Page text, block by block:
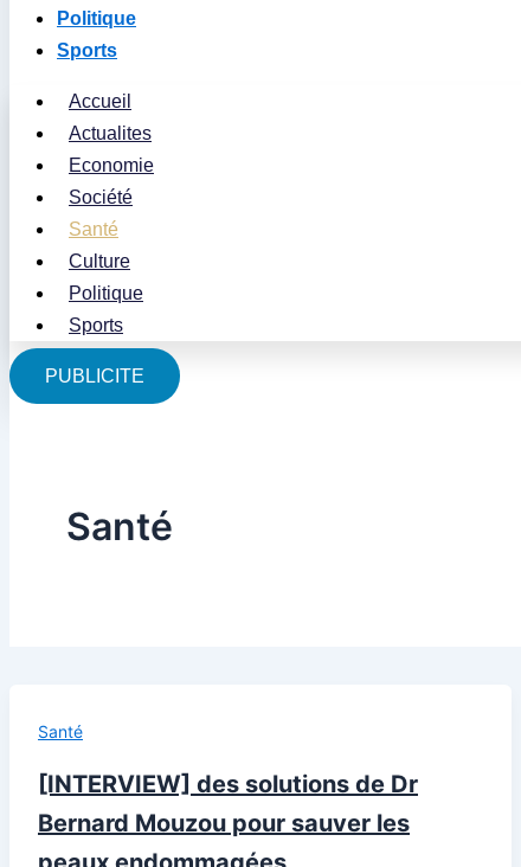
Politique
Sports
Accueil
Actualites
Economie
Société
Santé
Culture
Politique
Sports
PUBLICITE
Santé
Santé
[INTERVIEW] des solutions de Dr
Bernard Mouzou pour sauver les